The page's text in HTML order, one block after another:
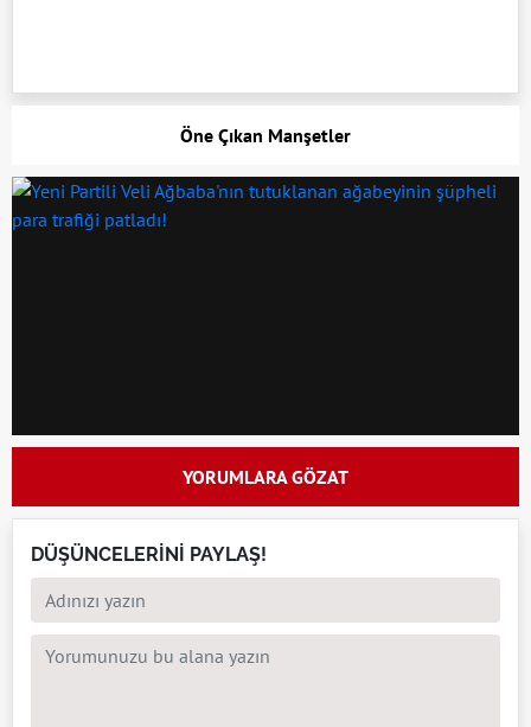
Öne Çıkan Manşetler
YORUMLARA GÖZAT
DÜŞÜNCELERİNİ PAYLAŞ!